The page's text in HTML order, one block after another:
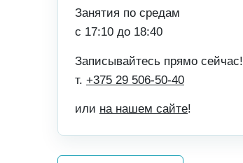
Занятия по средам
с 17:10 до 18:40
Записывайтесь прямо сейчас!
т. +375 29 506-50-40
или на нашем сайте!